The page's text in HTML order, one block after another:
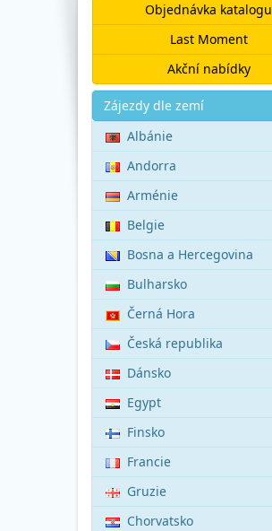
Objednávka katalogu
Last Moment
Akční nabídky
Akce
Zájezdy dle zemí
Albánie
Andorra
Arménie
Belgie
Bosna a Hercegovina
Bulharsko
Černá Hora
Česká republika
Dánsko
Egypt
Finsko
Francie
Gruzie
Chorvatsko